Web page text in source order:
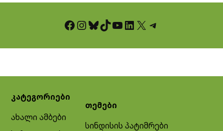
Facebook InstagramBluesky TikTok YouTube LinkedIn X Telegram
კატეგორიები
ახალი ამბები
თემები
სინდისის პატიმრები